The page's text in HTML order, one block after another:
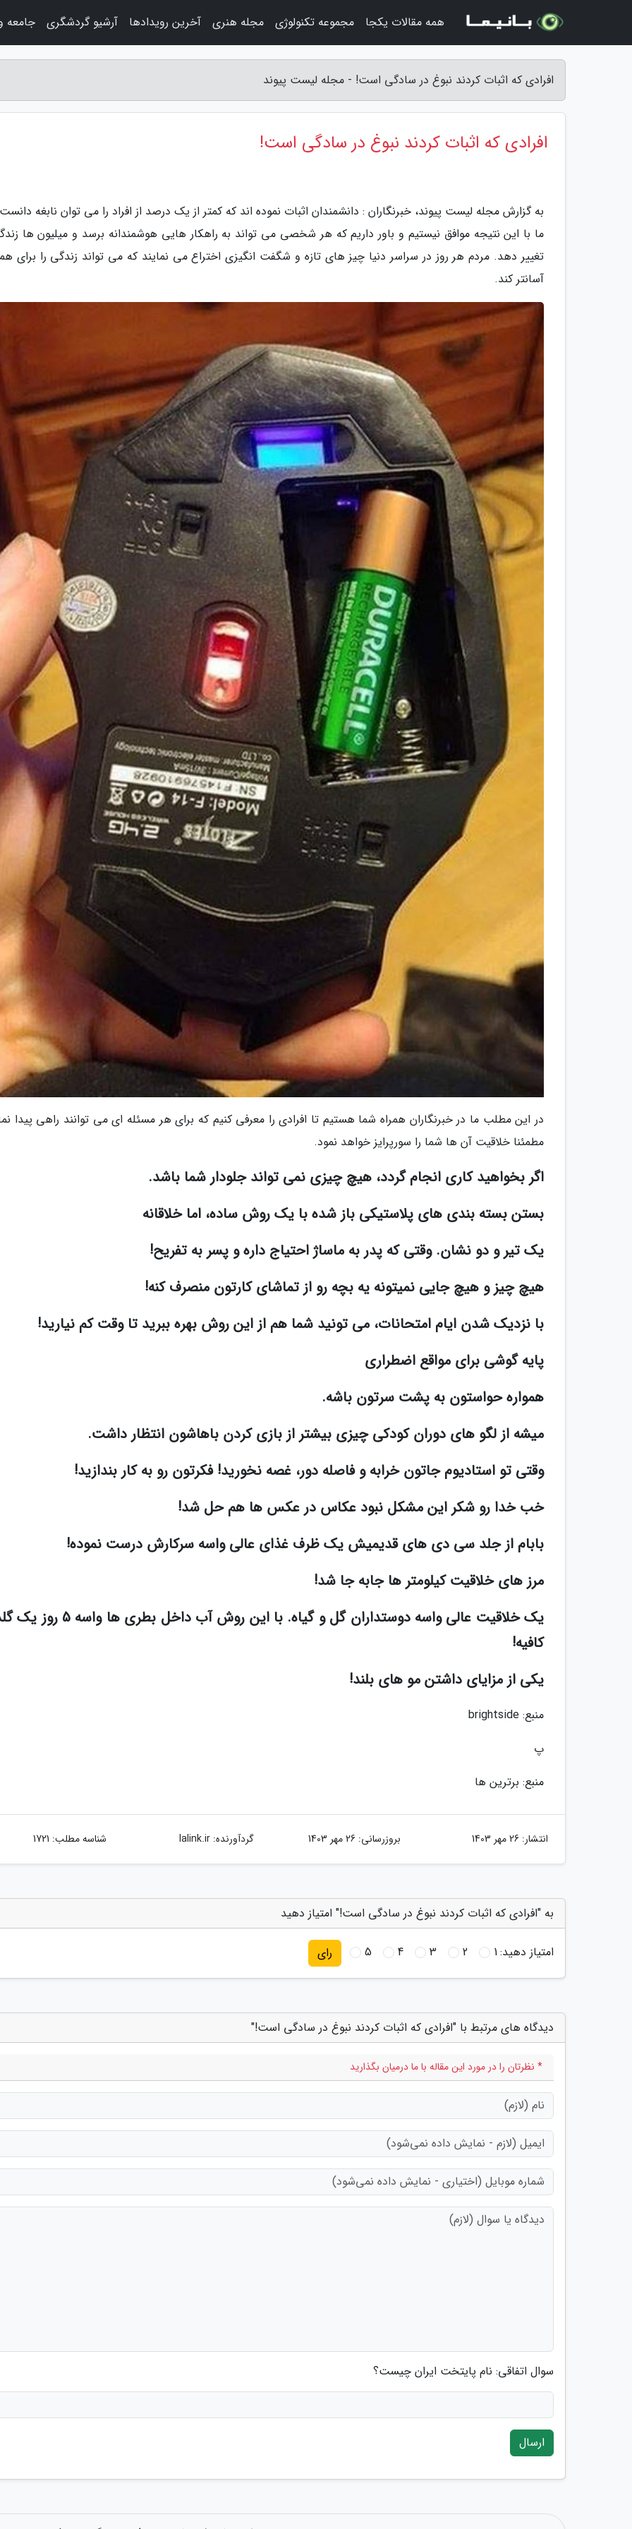
افرادی که اثبات کردند نبوغ در سادگی است! - مجله لیست پیوند
افرادی که اثبات کردند نبوغ در سادگی است!
به گزارش مجله لیست پیوند، خبرنگاران : دانشمندان اثبات نموده اند که کمتر از یک درصد از افراد را می توان نابغه
ما با این نتیجه موافق نیستیم و باور داریم که هر شخصی می تواند به راهکار هایی هوشمندانه برسد و میلیون ها
تغییر دهد. مردم هر روز در سراسر دنیا چیز های تازه و شگفت انگیزی اختراع می نمایند که می تواند زندگی را برای
آسانتر کند.
در این مطلب ما در خبرنگاران همراه شما هستیم تا افرادی را معرفی کنیم که برای هر مسئله ای می توانند راهی پیدا
مطمئنا خلاقیت آن ها شما را سورپرایز خواهد نمود.
اگر بخواهید کاری انجام گردد، هیچ چیزی نمی تواند جلودار شما باشد.
بستن بسته بندی های پلاستیکی باز شده با یک روش ساده، اما خلاقانه
یک تیر و دو نشان. وقتی که پدر به ماساژ احتیاج داره و پسر به تفریح!
هیچ چیز و هیچ جایی نمیتونه یه بچه رو از تماشای کارتون منصرف کنه!
با نزدیک شدن ایام امتحانات، می تونید شما هم از این روش بهره ببرید تا وقت کم نیارید!
پایه گوشی برای مواقع اضطراری
همواره حواستون به پشت سرتون باشه.
میشه از لگو های دوران کودکی چیزی بیشتر از بازی کردن باهاشون انتظار داشت.
وقتی تو استادیوم جاتون خرابه و فاصله دور، غصه نخورید! فکرتون رو به کار بندازید!
خب خدا رو شکر این مشکل نبود عکاس در عکس ها هم حل شد!
بابام از جلد سی دی های قدیمیش یک ظرف غذای عالی واسه سرکارش درست نموده!
مرز های خلاقیت کیلومتر ها جابه جا شد!
یک خلاقیت عالی واسه دوستداران گل و گیاه. با این روش آب داخل
کافیه!
یکی از مزایای داشتن مو های بلند!
منبع: brightside
پ
منبع: برترین ها
انتشار: 26 مهر 1403 بروزرسانی: 26 مهر 1403 گردآورنده:lalink.ir شناسه مطلب: 1721
به "افرادی که اثبات کردند نبوغ در سادگی است!" امتیاز دهید
امتیاز دهید:1
2
3
4
5 رای
دیدگاه های مرتبط با "افرادی که اثبات کردند نبوغ در سادگی است!"
* نظرتان را در مورد این مقاله با ما درمیان بگذارید
سوال اتفاقی: نام پایتخت ایران چیست؟
ارسال
همه مقالات یکجا مجموعه تکنولوژی مجله هنری آخرین رویدادها آرشیو گردشگری جامعه